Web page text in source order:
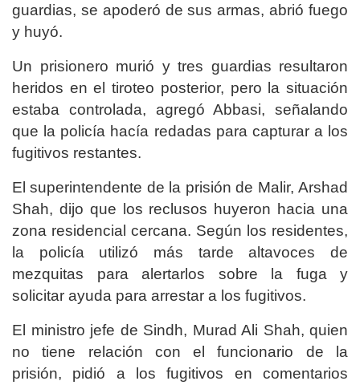
guardias, se apoderó de sus armas, abrió fuego
y huyó.
Un prisionero murió y tres guardias resultaron
heridos en el tiroteo posterior, pero la situación
estaba controlada, agregó Abbasi, señalando
que la policía hacía redadas para capturar a los
fugitivos restantes.
El superintendente de la prisión de Malir, Arshad
Shah, dijo que los reclusos huyeron hacia una
zona residencial cercana. Según los residentes,
la policía utilizó más tarde altavoces de
mezquitas para alertarlos sobre la fuga y
solicitar ayuda para arrestar a los fugitivos.
El ministro jefe de Sindh, Murad Ali Shah, quien
no tiene relación con el funcionario de la
prisión, pidió a los fugitivos en comentarios